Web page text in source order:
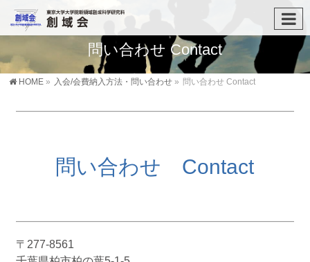
問い合わせ Contact
HOME » 入会/会費納入方法・問い合わせ » 問い合わせ Contact
問い合わせ Contact
〒277-8561